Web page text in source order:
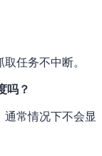
任务不中断。
吗？
常情况下不会显